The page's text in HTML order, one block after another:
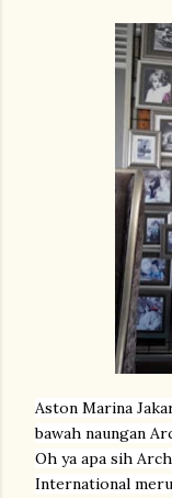
Aston Marina
bawah naungan
Oh ya apa sih
International